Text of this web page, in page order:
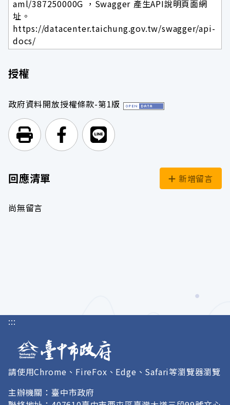
aml/387250000G ，Swagger 產生API說明頁面網
址。
https://datacenter.taichung.gov.tw/swagger/api-
docs/
授權
政府資料開放授權條款-第1版
列印頁面前往Facebook
前往Line
回應清單 新增留言
尚無留言
:::
請使用Chrome、FireFox、Edge、Safari等瀏覽器瀏覽
主辦機關：臺中市政府